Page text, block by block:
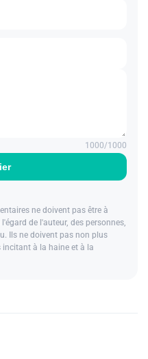
1000/1000
ne doivent pas être à
de l'auteur, des personnes,
Ils ne doivent pas non plus
à la haine et à la